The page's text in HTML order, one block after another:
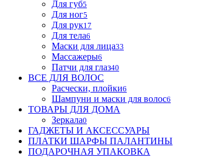
Для губ5
Для ног5
Для рук17
Для тела6
Маски для лица33
Массажеры6
Патчи для глаз40
ВСЕ ДЛЯ ВОЛОС
Расчески, плойки6
Шампуни и маски для волос6
ТОВАРЫ ДЛЯ ДОМА
Зеркала0
ГАДЖЕТЫ И АКСЕССУАРЫ
ПЛАТКИ ШАРФЫ ПАЛАНТИНЫ
ПОДАРОЧНАЯ УПАКОВКА